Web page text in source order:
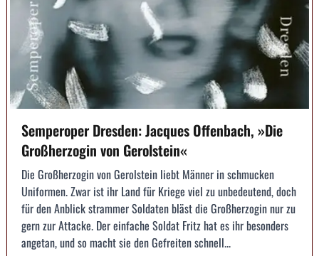
Semperoper Dresden: Jacques Offenbach, »Die
Großherzogin von Gerolstein«
Die Großherzogin von Gerolstein liebt Männer in schmucken
Uniformen. Zwar ist ihr Land für Kriege viel zu unbedeutend, doch
für den Anblick strammer Soldaten bläst die Großherzogin nur zu
gern zur Attacke. Der einfache Soldat Fritz hat es ihr besonders
angetan, und so macht sie den Gefreiten schnell...